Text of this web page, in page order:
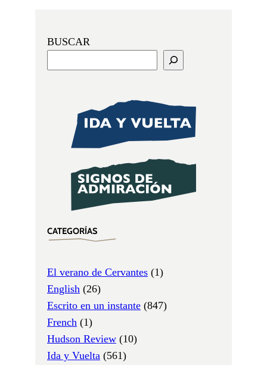
BUSCAR
CATEGORÍAS
El verano de Cervantes (1)
English (26)
Escrito en un instante (847)
French (1)
Hudson Review (10)
Ida y Vuelta (561)